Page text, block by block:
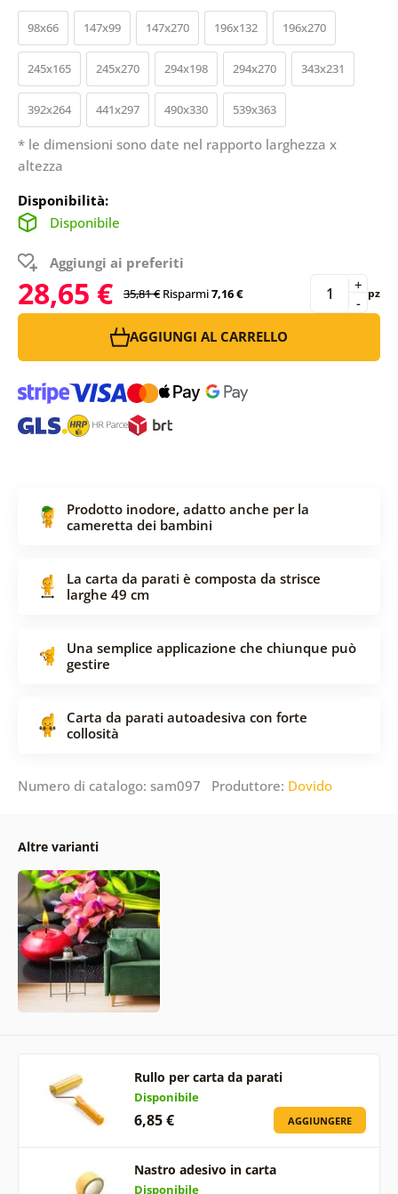
98x66 147x99 147x270 196x132 196x270
245x165 245x270 294x198 294x270 343x231
392x264 441x297 490x330 539x363
* le dimensioni sono date nel rapporto larghezza x
altezza
Disponibilità:
Disponibile
Aggiungi ai preferiti
28,65 € 35,81 € Risparmi7,16 € -
+ pz
AGGIUNGI AL CARRELLO
Prodotto inodore, adatto anche per la
cameretta dei bambini
La carta da parati è composta da strisce
larghe 49 cm
Una semplice applicazione che chiunque può
gestire
Carta da parati autoadesiva con forte
collosità
Numero di catalogo: sam097 Produttore: Dovido
Altre varianti
Rullo per carta da parati
Disponibile
6,85 € AGGIUNGERE
Nastro adesivo in carta
Disponibile